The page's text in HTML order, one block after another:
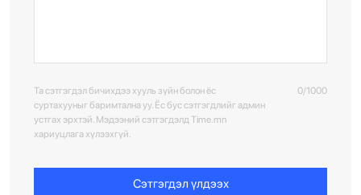
Та сэтгэгдэл бичихдээ хууль зүйн болон ёс
суртахууныг баримтална уу. Ёс бус сэтгэгдлийг админ
устгах эрхтэй. Мэдээний сэтгэгдэлд Time.mn
хариуцлага хүлээхгүй.
0/1000
Сэтгэгдэл үлдээх